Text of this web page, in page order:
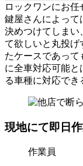
ロックワンにお任
鍵屋さんによって
決めつけてしまい
て欲しいと丸投げ
たケースであって
に全車対応可能と
る車種に対応でき
現地にて即日
作業員